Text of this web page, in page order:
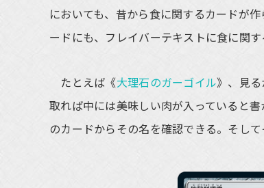
においても、昔から食に関するカードが
ードにも、フレイバーテキストに食に関
たとえば《大理石のガーゴイル》、見
取れば中には美味しい肉が入っていると
のカードからその名を確認できる。そし